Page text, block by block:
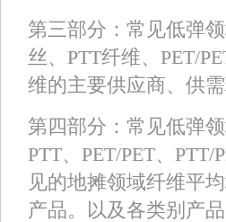
第三部分：常见低弹
丝、PTT纤维、PET/
维的主要供应商、供
第四部分：常见低弹
PTT、PET/PET、
见的地摊领域纤维平
产品。以及各类别产